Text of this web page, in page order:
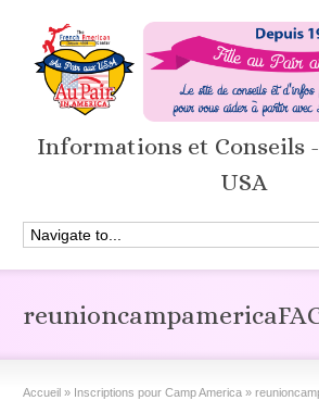
Informations et Conseils
USA
Accueil » Inscriptions pour Camp America »